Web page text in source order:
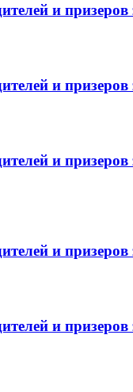
и
и
и
и
и